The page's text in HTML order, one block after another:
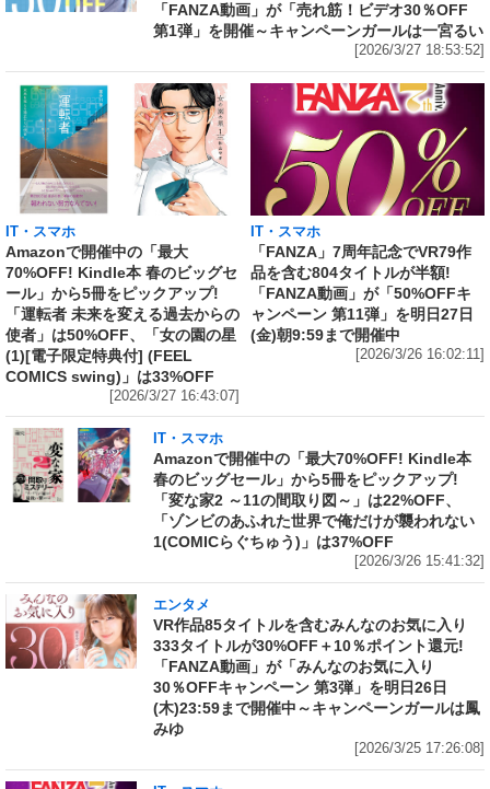
「FANZA動画」が「売れ筋！ビデオ30％OFF
第1弾」を開催～キャンペーンガールは一宮るい
[2026/3/27 18:53:52]
IT・スマホ
Amazonで開催中の「最大
70%OFF! Kindle本 春のビッグセ
ール」から5冊をピックアップ!
「運転者 未来を変える過去からの
使者」は50%OFF、「女の園の星
(1)[電子限定特典付] (FEEL
COMICS swing)」は33%OFF
[2026/3/27 16:43:07]
IT・スマホ
「FANZA」7周年記念でVR79作
品を含む804タイトルが半額!
「FANZA動画」が「50%OFFキ
ャンペーン 第11弾」を明日27日
(金)朝9:59まで開催中
[2026/3/26 16:02:11]
IT・スマホ
Amazonで開催中の「最大70%OFF! Kindle本
春のビッグセール」から5冊をピックアップ!
「変な家2 ～11の間取り図～」は22%OFF、
「ゾンビのあふれた世界で俺だけが襲われない
1(COMICらぐちゅう)」は37%OFF
[2026/3/26 15:41:32]
エンタメ
VR作品85タイトルを含むみんなのお気に入り
333タイトルが30%OFF＋10％ポイント還元!
「FANZA動画」が「みんなのお気に入り
30％OFFキャンペーン 第3弾」を明日26日
(木)23:59まで開催中～キャンペーンガールは鳳
みゆ
[2026/3/25 17:26:08]